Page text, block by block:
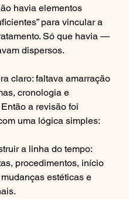
havia elementos
para vincular a
Só que havia —
dispersos.
claro: faltava amarração
cronologia e
a revisão foi
uma lógica simples:
a linha do tempo:
procedimentos, início
estéticas e